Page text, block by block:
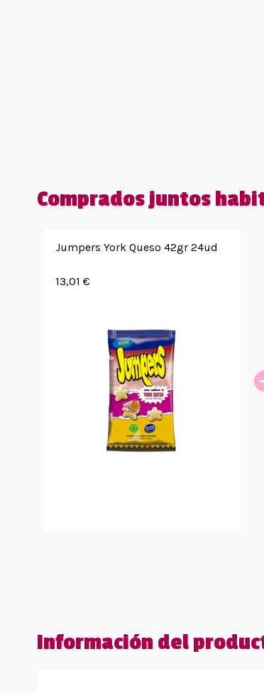
Comprados juntos
Jumpers York Queso 42gr 24ud
13,01 €
Información del